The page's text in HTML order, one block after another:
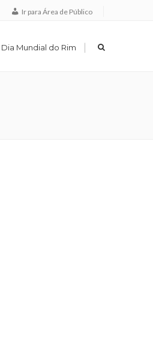
Ir para Área de Público
Dia Mundial do Rim |